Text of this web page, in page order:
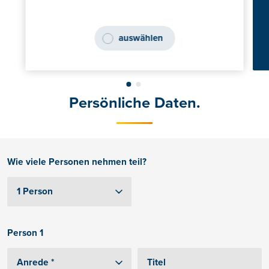
auswählen
Persönliche Daten.
Wie viele Personen nehmen teil?
Person 1